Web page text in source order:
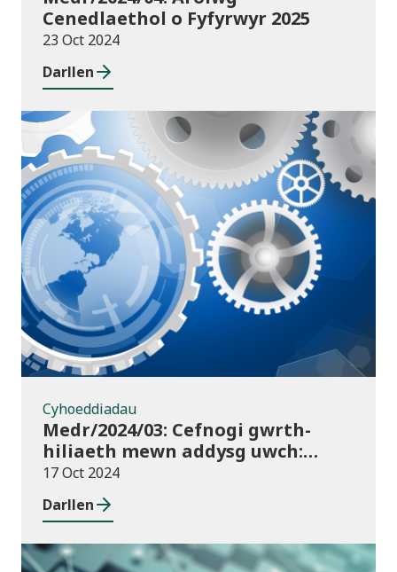
Cenedlaethol o Fyfyrwyr 2025
23 Oct 2024
Darllen
Cyhoeddiadau
Cyhoeddiadau
Medr/2024/03: Cefnogi gwrth-
hiliaeth mewn addysg uwch:
canllawiau a dyraniadau 2024/25
17 Oct 2024
Darllen